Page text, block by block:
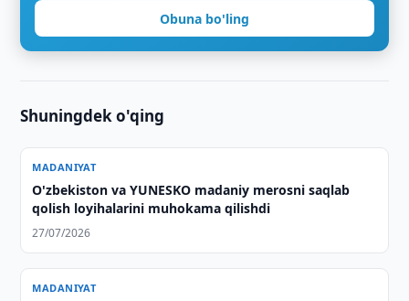
Obuna bo'ling
Shuningdek o'qing
MADANIYAT
O'zbekiston va YUNESKO madaniy merosni saqlab
qolish loyihalarini muhokama qilishdi
27/07/2026
MADANIYAT